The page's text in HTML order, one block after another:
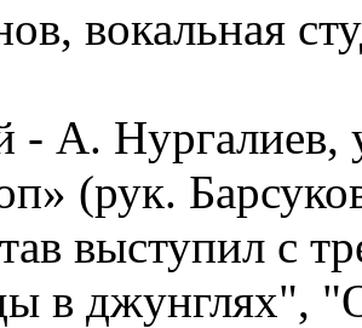
вокальная
А. Нургалиев,
(рук.
выступил с
в джунглях",